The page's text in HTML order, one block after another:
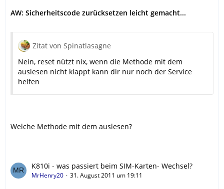
AW: Sicherheitscode zurücksetzen leicht gemacht...
Zitat von Spinatlasagne
Nein, reset nützt nix, wenn die Methode mit dem
auslesen nicht klappt kann dir nur noch der Service
helfen
Welche Methode mit dem auslesen?
K810i - was passiert beim SIM-Karten- Wechsel?
MrHenry20 31. August 2011 um 19:11